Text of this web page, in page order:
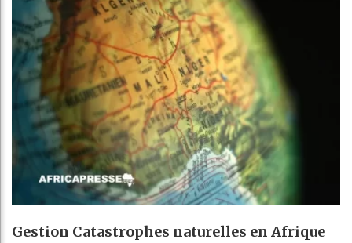
Gestion Catastrophes naturelles en Afrique